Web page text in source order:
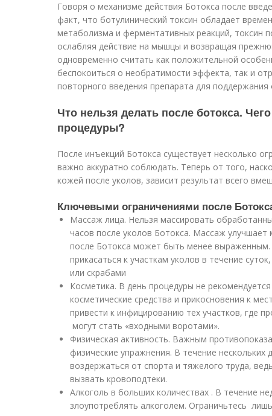
Говоря о механизме действия Ботокса после
факт, что ботулинический токсин обладает
метаболизма и ферментативных реакций, токсин
ослабляя действие на мышцы и возвращая
одновременно считать как положительной
беспокоиться о необратимости эффекта, так и
повторного введения препарата для
Что нельзя делать после ботокса.
процедуры?
После инъекций Ботокса существует несколько
важно аккуратно соблюдать. Теперь от того,
кожей после уколов, зависит результат всего
Ключевыми ограничениями после
Массаж лица. Нельзя массировать
часов после уколов Ботокса. Массаж
после Ботокса может быть менее
прикасаться к участкам уколов в течение
или скрабами
Косметика. В день процедуры не
косметические средства и прикосновения к
привести к инфицированию тех участков, где
могут стать «входными воротами».
Физическая активность. Важным
физические упражнения. В течение нескольких
воздержаться от спорта и тяжелого труда,
вызвать кровоподтеки.
Алкоголь в больших количествах . В течение
злоупотреблять алкоголем. Ограничьтесь